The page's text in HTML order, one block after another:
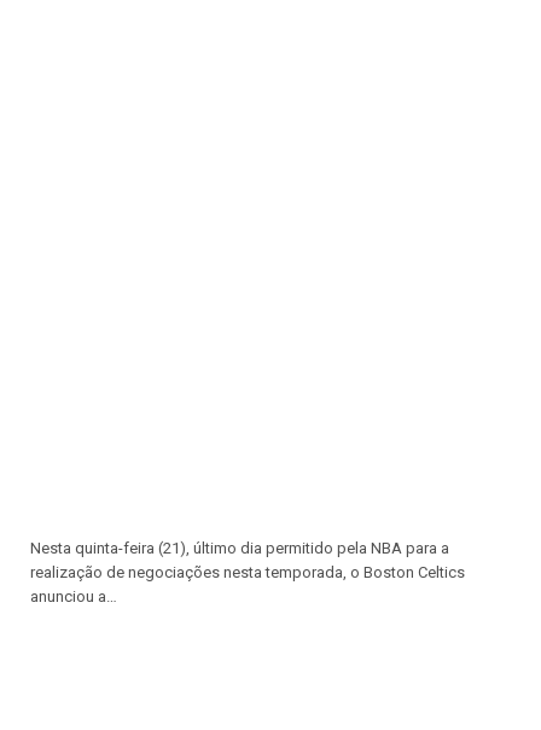
Nesta quinta-feira (21), último dia permitido pela NBA para a
realização de negociações nesta temporada, o Boston Celtics
anunciou a…